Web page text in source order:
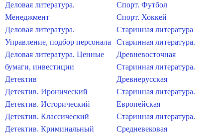
Деловая литература.
Менеджмент
Деловая литература.
Управление, подбор персонала
Деловая литература. Ценные
бумаги, инвестиции
Детектив
Детектив. Иронический
Детектив. Исторический
Детектив. Классический
Детектив. Криминальный
Спорт. Футбол
Спорт. Хоккей
Старинная литература
Старинная литература.
Древневосточная
Старинная литература.
Древнерусская
Старинная литература.
Европейская
Старинная литература.
Средневековая